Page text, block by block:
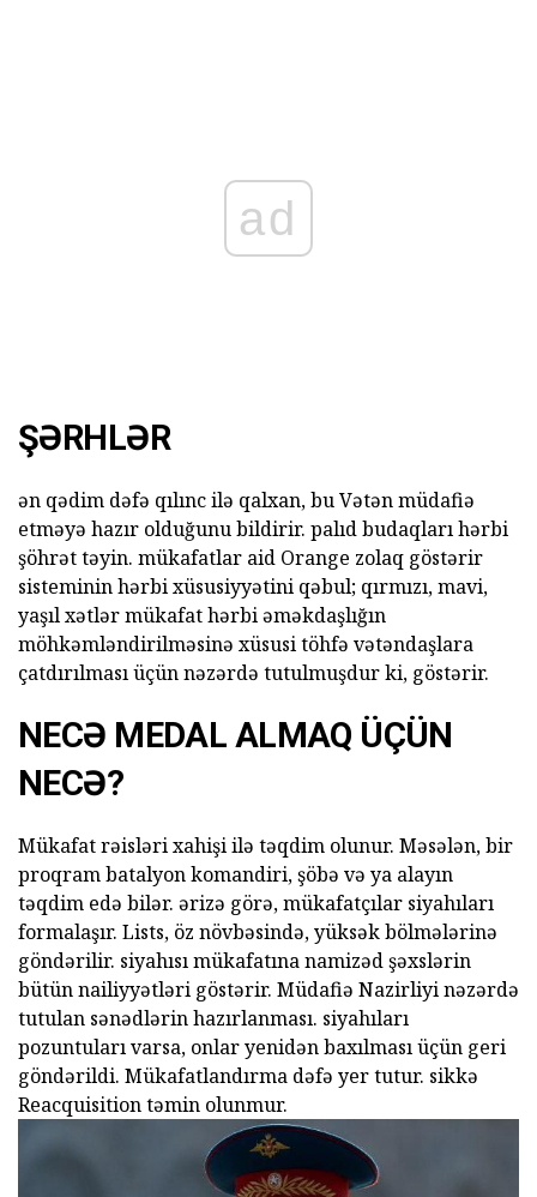
ad
ŞƏRHLƏR
ən qədim dəfə qılınc ilə qalxan, bu Vətən müdafiə
etməyə hazır olduğunu bildirir. palıd budaqları hərbi
şöhrət təyin. mükafatlar aid Orange zolaq göstərir
sisteminin hərbi xüsusiyyətini qəbul; qırmızı, mavi,
yaşıl xətlər mükafat hərbi əməkdaşlığın
möhkəmləndirilməsinə xüsusi töhfə vətəndaşlara
çatdırılması üçün nəzərdə tutulmuşdur ki, göstərir.
NECƏ MEDAL ALMAQ ÜÇÜN
NECƏ?
Mükafat rəisləri xahişi ilə təqdim olunur. Məsələn, bir
proqram batalyon komandiri, şöbə və ya alayın
təqdim edə bilər. ərizə görə, mükafatçılar siyahıları
formalaşır. Lists, öz növbəsində, yüksək bölmələrinə
göndərilir. siyahısı mükafatına namizəd şəxslərin
bütün nailiyyətləri göstərir. Müdafiə Nazirliyi nəzərdə
tutulan sənədlərin hazırlanması. siyahıları
pozuntuları varsa, onlar yenidən baxılması üçün geri
göndərildi. Mükafatlandırma dəfə yer tutur. sikkə
Reacquisition təmin olunmur.